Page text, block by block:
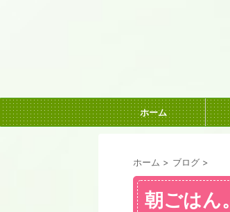
ホーム
ホーム > ブログ >
朝ごはん。